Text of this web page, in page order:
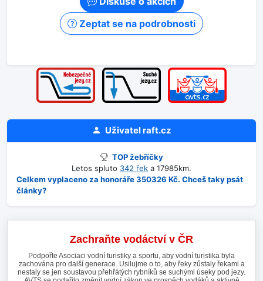
Zeptat se na podrobnosti
Uživatelraft.cz
TOP žebříčky
Letos spluto 342 řek a 17985km.
Celkem vyplaceno za honoráře 350326 Kč. Chceš taky psát
články?